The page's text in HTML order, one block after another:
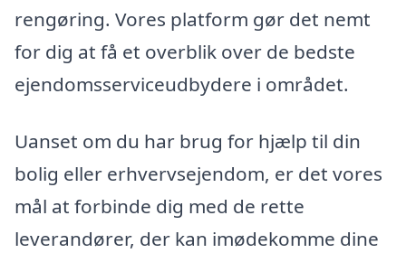
rengøring. Vores platform gør det nemt
for dig at få et overblik over de bedste
ejendomsserviceudbydere i området.
Uanset om du har brug for hjælp til din
bolig eller erhvervsejendom, er det vores
mål at forbinde dig med de rette
leverandører, der kan imødekomme dine